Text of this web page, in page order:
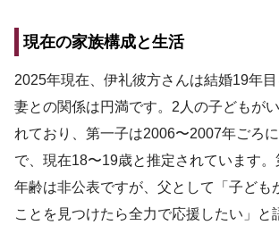
現在の家族構成と生活
2025年現在、伊礼彼方さんは結婚19年目
妻との関係は円満です。2人の子どもが
れており、第一子は2006〜2007年ごろ
で、現在18〜19歳と推定されています
年齢は非公表ですが、父として「子ども
ことを見つけたら全力で応援したい」と